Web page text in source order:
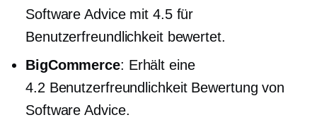
Software Advice mit 4.5 für
Benutzerfreundlichkeit bewertet.
BigCommerce: Erhält eine
4.2 BenutzerfreundlichkeitBewertung von
Software Advice.